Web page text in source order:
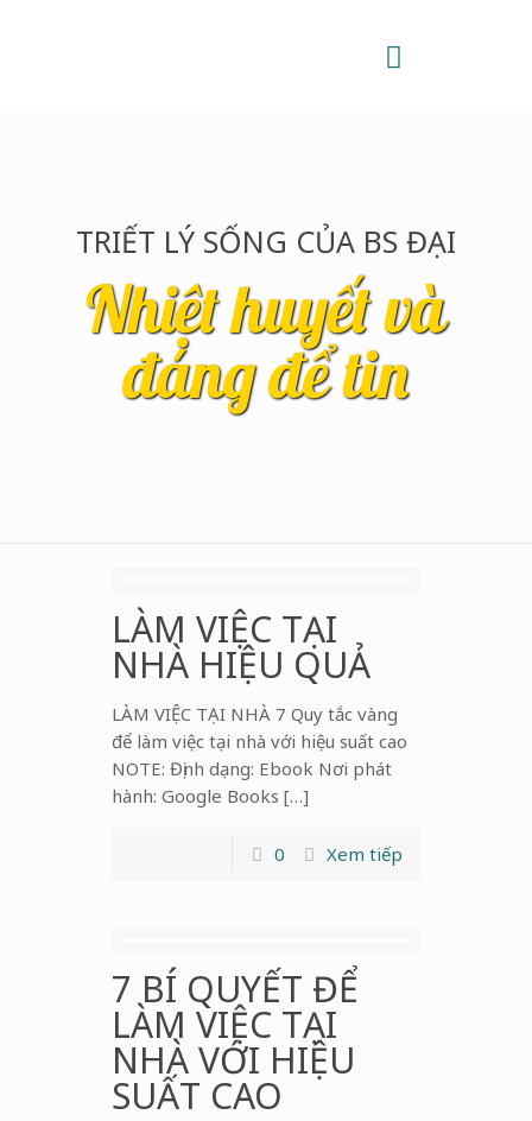
TRIẾT LÝ SỐNG CỦA BS ĐẠI
Nhiệt huyết và
đáng để tin
LÀM VIỆC TẠI
NHÀ HIỆU QUẢ
LÀM VIỆC TẠI NHÀ 7 Quy tắc vàng
để làm việc tại nhà với hiệu suất cao
NOTE: Định dạng: Ebook Nơi phát
hành: Google Books […]
0 Xem tiếp
7 BÍ QUYẾT ĐỂ
LÀM VIỆC TẠI
NHÀ VỚI HIỆU
SUẤT CAO